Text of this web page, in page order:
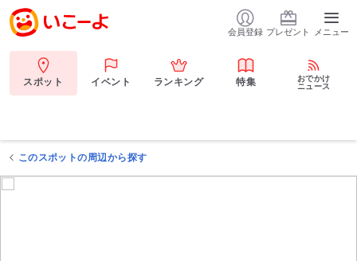
会員登録 プレゼント メニュー
スポット イベント ランキング 特集
おでかけ
ニュース
このスポットの周辺から探す